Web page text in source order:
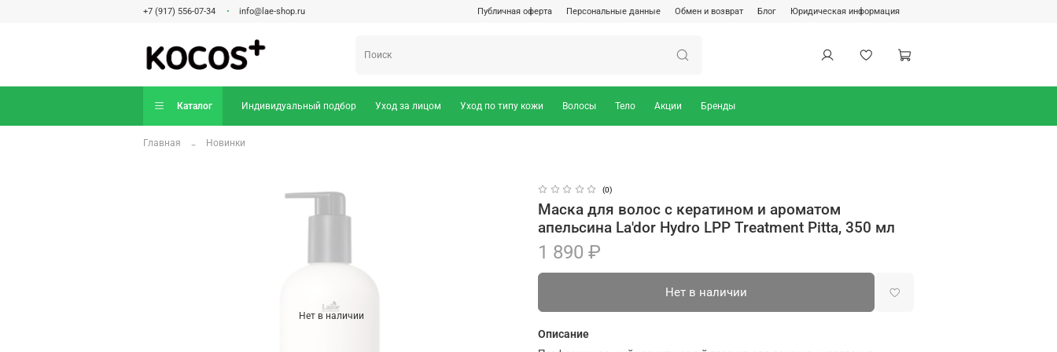
Публичная оферта Персональные данные Обмен и возврат Блог Юридическая информация
+7 (917) 556-07-34 info@lae-shop.ru
Каталог Индивидуальный подбор Уход за лицом Уход по типу кожи Волосы Тело Акции Бренды
Главная Новинки
Нет в наличии
(0)
Маска для волос с кератином и ароматом
апельсина La'dor Hydro LPP Treatment Pitta, 350 мл
1 890 ₽
Нет в наличии
Описание